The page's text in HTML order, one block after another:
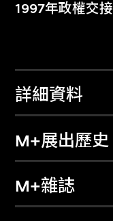
1997年政權交
詳細資料
M+展出歷史
M+雜誌